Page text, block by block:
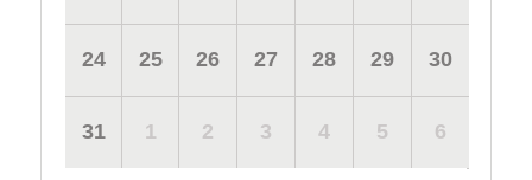
24 25 26 27 28 29 30
31 1 2 3 4 5 6